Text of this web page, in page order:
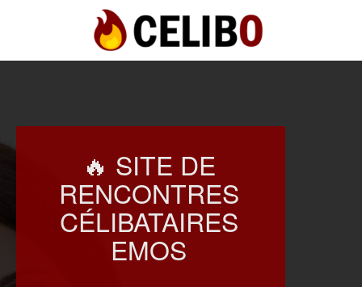
🔥 SITE DE
RENCONTRES
CÉLIBATAIRES
EMOS